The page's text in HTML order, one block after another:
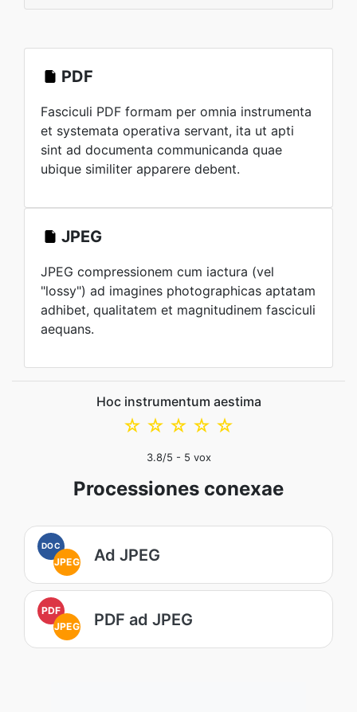
PDF
Fasciculi PDF formam per omnia instrumenta
et systemata operativa servant, ita ut apti
sint ad documenta communicanda quae
ubique similiter apparere debent.
JPEG
JPEG compressionem cum iactura (vel
"lossy") ad imagines photographicas aptatam
adhibet, qualitatem et magnitudinem fasciculi
aequans.
Hoc instrumentum aestima
☆
☆
☆
☆
☆
3.8/5 - 5 vox
Processiones conexae
DOC
JPEG Ad JPEG
PDF
JPEG
PDF ad JPEG